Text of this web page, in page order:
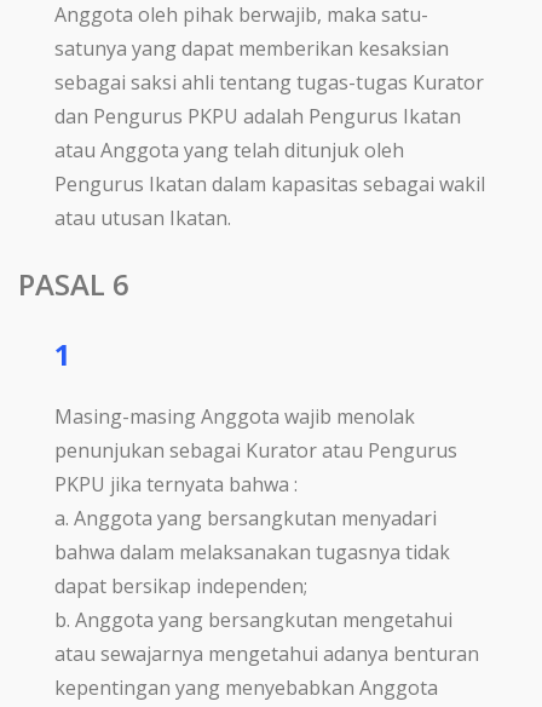
Anggota oleh pihak berwajib, maka satu-
satunya yang dapat memberikan kesaksian
sebagai saksi ahli tentang tugas-tugas Kurator
dan Pengurus PKPU adalah Pengurus Ikatan
atau Anggota yang telah ditunjuk oleh
Pengurus Ikatan dalam kapasitas sebagai wakil
atau utusan Ikatan.
PASAL 6
1
Masing-masing Anggota wajib menolak
penunjukan sebagai Kurator atau Pengurus
PKPU jika ternyata bahwa :
a. Anggota yang bersangkutan menyadari
bahwa dalam melaksanakan tugasnya tidak
dapat bersikap independen;
b. Anggota yang bersangkutan mengetahui
atau sewajarnya mengetahui adanya benturan
kepentingan yang menyebabkan Anggota